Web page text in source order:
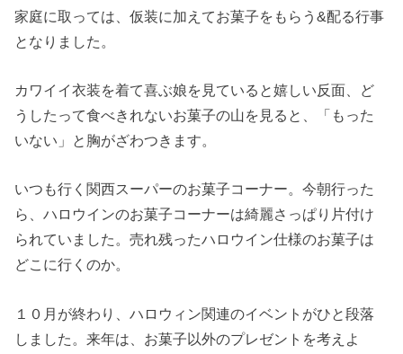
家庭に取っては、仮装に加えてお菓子をもらう&配る行事
となりました。
カワイイ衣装を着て喜ぶ娘を見ていると嬉しい反面、ど
うしたって食べきれないお菓子の山を見ると、「もった
いない」と胸がざわつきます。
いつも行く関西スーパーのお菓子コーナー。今朝行った
ら、ハロウインのお菓子コーナーは綺麗さっぱり片付け
られていました。売れ残ったハロウイン仕様のお菓子は
どこに行くのか。
１０月が終わり、ハロウィン関連のイベントがひと段落
しました。来年は、お菓子以外のプレゼントを考えよ